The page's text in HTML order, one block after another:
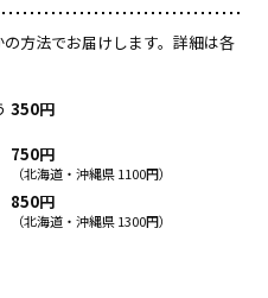
方法でお届けします。詳細は各
350円
750円
（北海道・沖縄県 1100円）
850円
（北海道・沖縄県 1300円）